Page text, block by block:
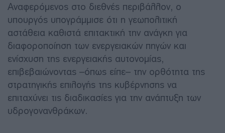
Αναφερόμενος στο διεθνές περιβάλλον, ο
υπουργός υπογράμμισε ότι η γεωπολιτική
αστάθεια καθιστά επιτακτική την ανάγκη για
διαφοροποίηση των ενεργειακών πηγών και
ενίσχυση της ενεργειακής αυτονομίας,
επιβεβαιώνοντας –όπως είπε– την ορθότητα της
στρατηγικής επιλογής της κυβέρνησης να
επιταχύνει τις διαδικασίες για την ανάπτυξη των
υδρογονανθράκων.